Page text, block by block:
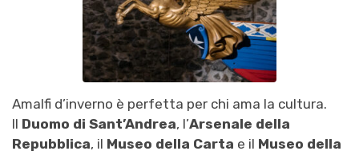
Amalfi d’inverno è perfetta per chi ama la cultura.
Il Duomo di Sant’Andrea, l’Arsenale della
Repubblica, il Museo della Carta e il Museo della